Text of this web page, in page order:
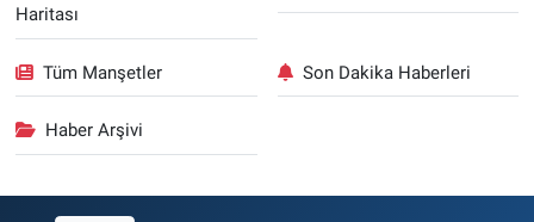
Haritası
Tüm Manşetler Son Dakika Haberleri
Haber Arşivi